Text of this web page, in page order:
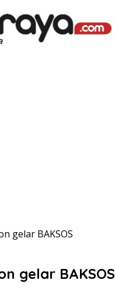
gelar BAKSOS
gelar BAKSOS